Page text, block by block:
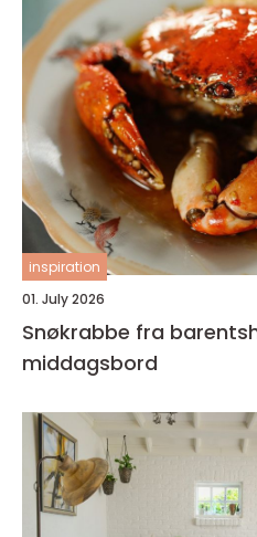
inspiration
01. July 2026
Snøkrabbe fra barentshavet til norske
middagsbord